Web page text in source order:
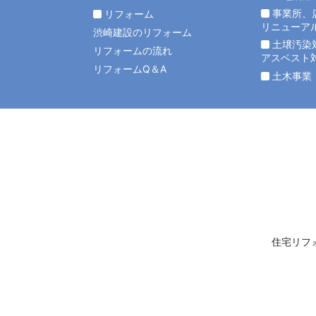
リフォーム
渋崎建設のリフォーム
リフォームの流れ
リフォームQ＆A
事業所、
リニューア
土壌汚染
アスベスト
土木事業
住宅リフ